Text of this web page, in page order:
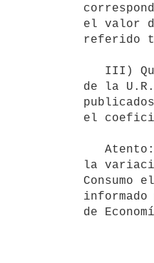
el valor
referido
de la
el
la
Consumo
de